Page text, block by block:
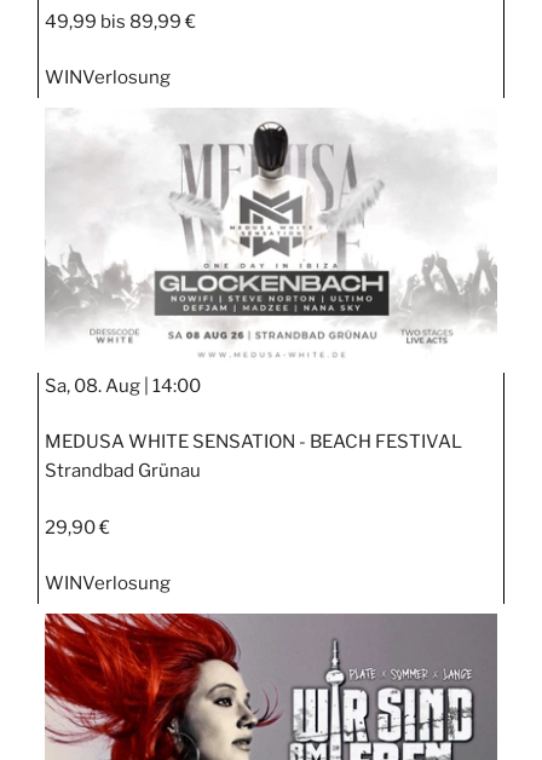
49,99 bis 89,99 €
WINVerlosung
Sa, 08. Aug | 14:00
MEDUSA WHITE SENSATION - BEACH FESTIVAL
Strandbad Grünau
29,90 €
WINVerlosung